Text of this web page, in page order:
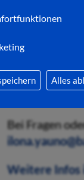
Alles
Jetzt
Außerdem
Angebote
Bei Fragen
Weitere Infos